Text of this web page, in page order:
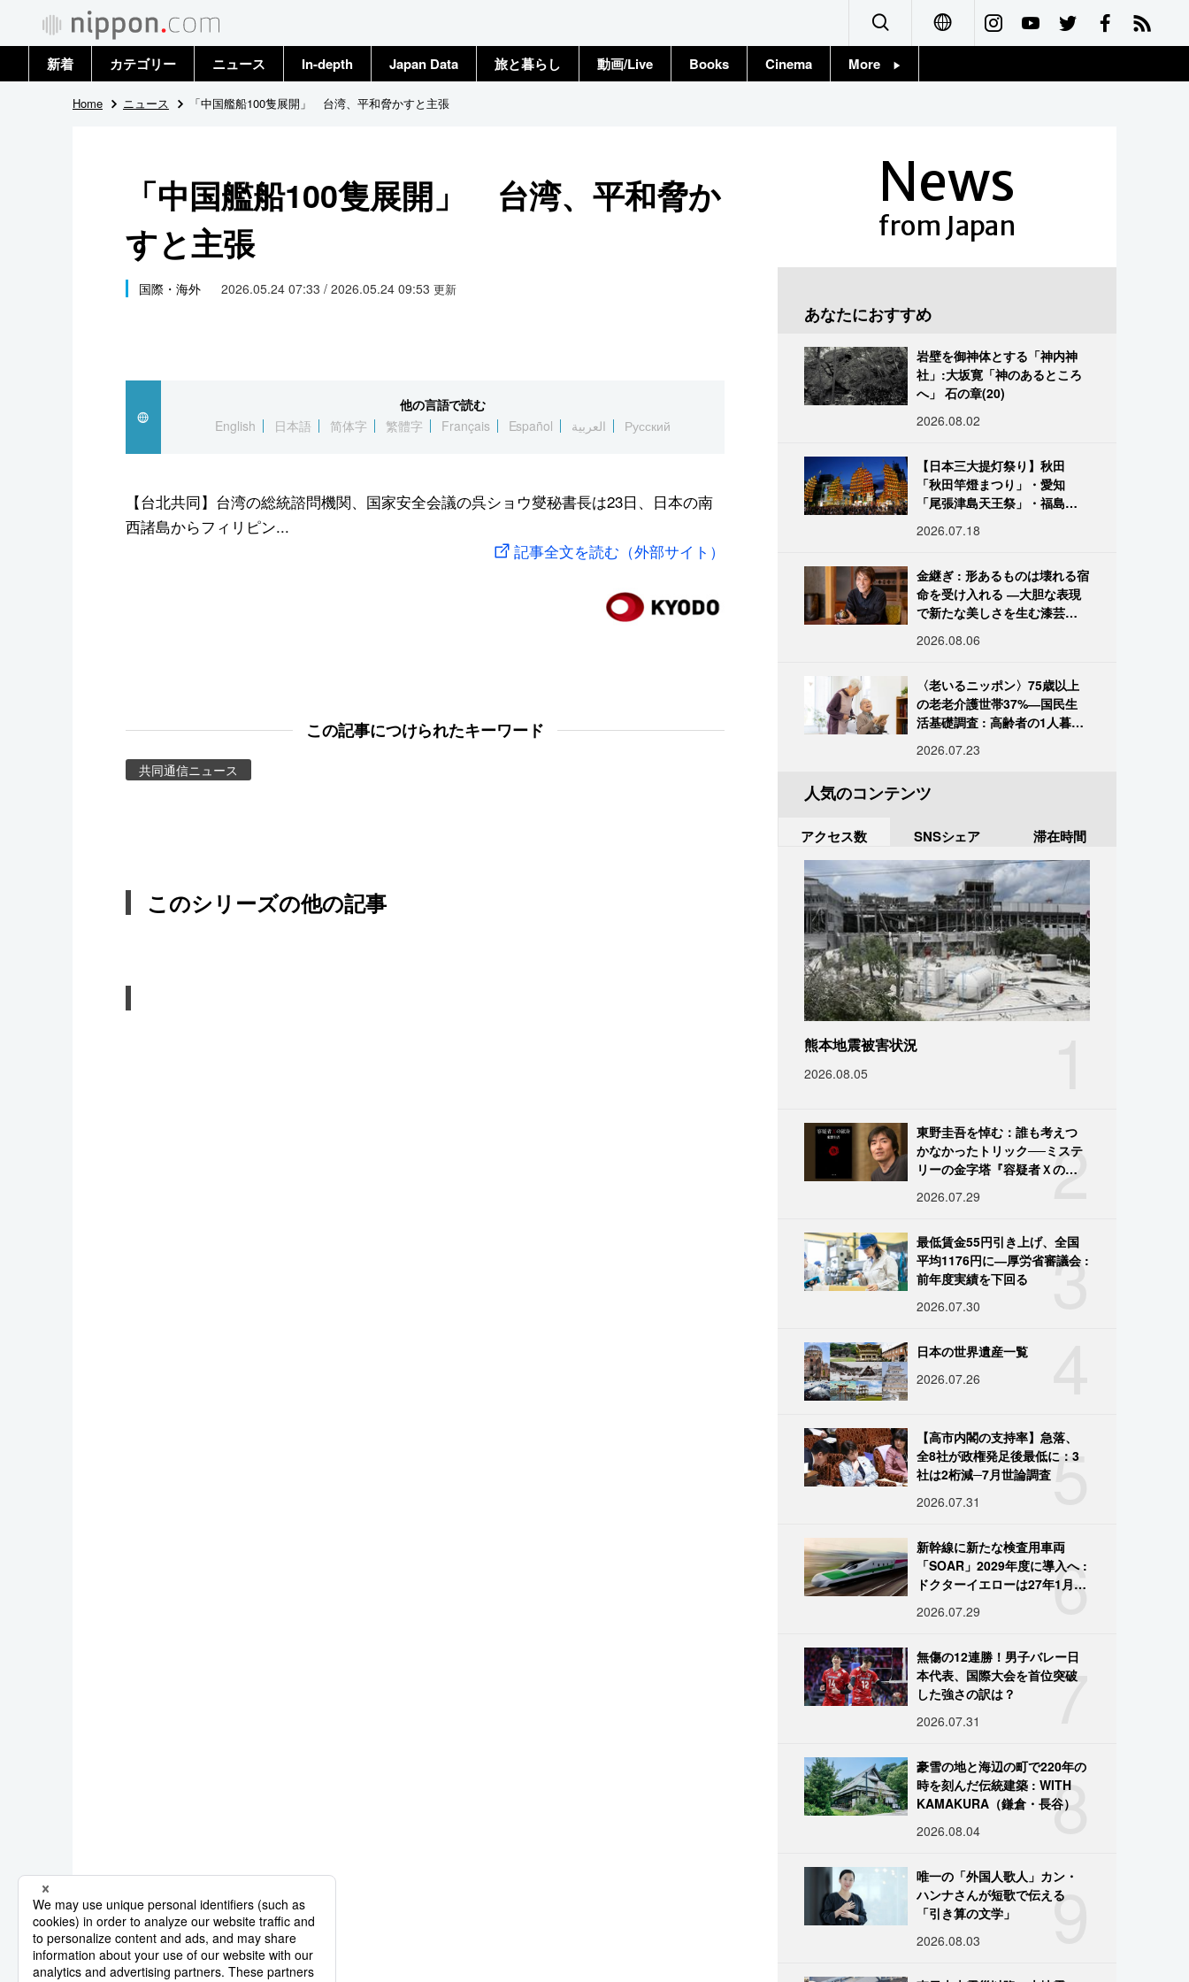
Français
新着 カテゴリー
政治・外交
社会
文化
スポーツ・東京2020
ニュース
トップ
In-depth Japan Data 旅と暮らし 動画/Live Books Cinema More
Home ニュース 「中国艦船100隻展開」 台湾、平和脅かすと主張
「中国艦船100隻展開」 台湾、平和脅か
すと主張
国際・海外 2026.05.24 07:33 / 2026.05.24 09:53 更新
他の言語で読む
English
日本語 简体字 繁體字 Français Español العربية Русский
【台北共同】台湾の総統諮問機関、国家安全会議の呉ショウ燮秘書長は23日、日本の南
西諸島からフィリピン...
記事全文を読む（外部サイト）
この記事につけられたキーワード
共同通信ニュース
このシリーズの他の記事
News
from Japan
あなたにおすすめ
岩壁を御神体とする「神内神
社」:大坂寛「神のあるところ
へ」 石の章(20)
2026.08.02
【日本三大提灯祭り】秋田
「秋田竿燈まつり」・愛知
「尾張津島天王祭」・福島
だしい灯火が夜空を照らす光
2026.07.18
金継ぎ : 形あるものは壊れる宿
命を受け入れる ―大胆な表現
で新たな美しさを生む漆芸修
2026.08.06
〈老いるニッポン〉75歳以上
の老老介護世帯37%―国民生
活基礎調査 : 高齢者の1人暮ら
2026.07.23
人気のコンテンツ
アクセス数 SNSシェア 滞在時間
熊本地震被害状況
2026.08.05
2
東野圭吾を悼む：誰も考えつ
かなかったトリック──ミステ
リーの金字塔『容疑者Ｘの献
2026.07.29
3
最低賃金55円引き上げ、全国
平均1176円に―厚労省審議会 :
前年度実績を下回る
2026.07.30
日本の世界遺産一覧
2026.07.26
5
【高市内閣の支持率】急落、
全8社が政権発足後最低に：3
社は2桁減─7月世論調査
2026.07.31
6
新幹線に新たな検査用車両
「SOAR」2029年度に導入へ :
ドクターイエローは27年1月に
2026.07.29
7
無傷の12連勝！男子バレー日
本代表、国際大会を首位突破
した強さの訳は？
2026.07.31
8
豪雪の地と海辺の町で220年の
時を刻んだ伝統建築 : WITH
KAMAKURA（鎌倉・長谷）
2026.08.04
9
唯一の「外国人歌人」カン・
ハンナさんが短歌で伝える
「引き算の文学」
2026.08.03